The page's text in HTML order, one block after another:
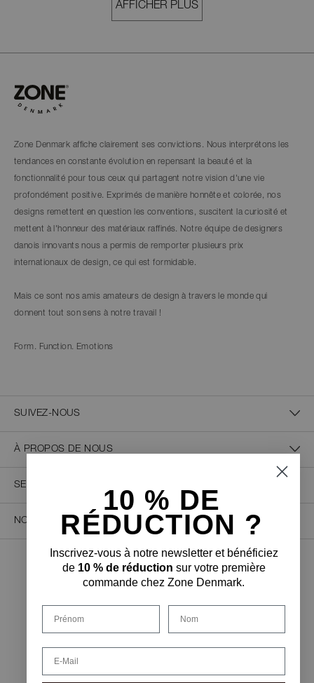
AFFICHER PLUS
Zone Denmark affiche clairement ses convictions. Nous interprétons les
tendances en constante évolution en repensant la beauté et la
fonctionnalité pour tous ceux qui partagent notre vision d'une vie
profondément positive. Exprimés de manière honnête et colorée, nos
designs remettent en question les conventions, suscitent la curiosité et
mettent à l'honneur des matériaux raffinés. Notre équipe de designers
danois innovants nous a permis de remporter plusieurs prix
internationaux de design, ce qui est formidable.
Mais ce sont nos amis amateurs de design à travers le monde qui
donnent tout son sens à notre travail !
Form. Function. Emotions
SUIVEZ-NOUS
À PROPOS DE NOUS
SERVICE CLIENT
NOUS CONTACTER
PAIEMENT SÉCURISÉ
FORME DE LIVRAISON
10 % DE
RÉDUCTION ?
Inscrivez-vous à notre newsletter et bénéficiez
de 10 % de réduction sur votre première
commande chez Zone Denmark.
Prénom Nom
Email